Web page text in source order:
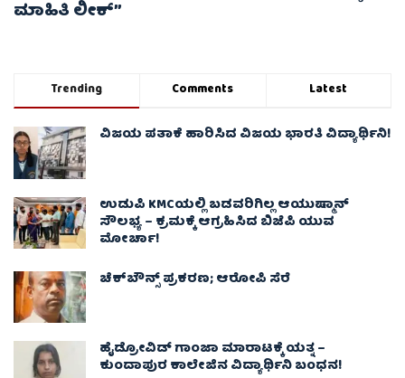
ಮಾಹಿತಿ ಲೀಕ್”
Trending Comments Latest
ವಿಜಯ ಪತಾಕೆ ಹಾರಿಸಿದ ವಿಜಯ ಭಾರತಿ ವಿದ್ಯಾರ್ಥಿನಿ!
ಉಡುಪಿ KMCಯಲ್ಲಿ ಬಡವರಿಗಿಲ್ಲ ಆಯುಷ್ಮಾನ್
ಸೌಲಭ್ಯ – ಕ್ರಮಕ್ಕೆ ಆಗ್ರಹಿಸಿದ ಬಿಜೆಪಿ ಯುವ
ಮೋರ್ಚಾ!
ಚೆಕ್​ಬೌನ್ಸ್​ ಪ್ರಕರಣ; ಆರೋಪಿ ಸೆರೆ
ಹೈಡ್ರೋವಿಡ್ ಗಾಂಜಾ ಮಾರಾಟಕ್ಕೆ ಯತ್ನ –
ಕುಂದಾಪುರ ಕಾಲೇಜಿನ ವಿದ್ಯಾರ್ಥಿನಿ ಬಂಧನ!